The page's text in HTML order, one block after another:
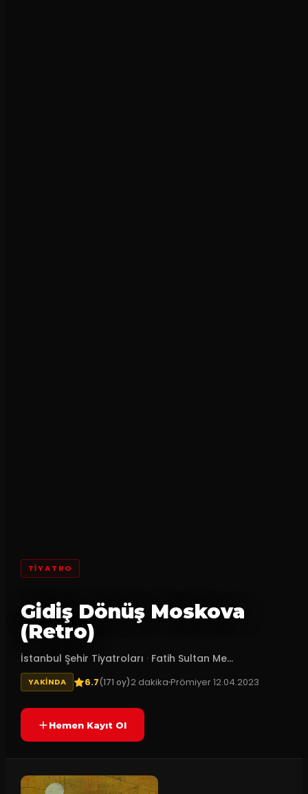
TİYATRO
Gidiş Dönüş Moskova
(Retro)
İstanbul Şehir Tiyatroları · Fatih Sultan Me...
YAKINDA 6.7(171 oy)2 dakikaPrömiyer12.04.2023
Hemen Kayıt Ol